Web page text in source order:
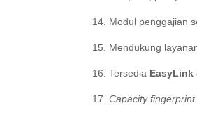
Modul penggajian
Mendukung
Tersedia EasyLink
Capacity fingerprint